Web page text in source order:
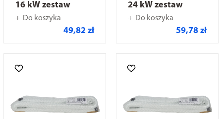
16 kW zestaw
Do koszyka
49,82 zł
24 kW zestaw
Do koszyka
59,78 zł